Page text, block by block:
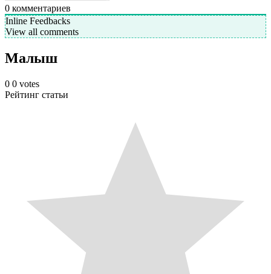
0 комментариев
Inline Feedbacks
View all comments
Малыш
0 0 votes
Рейтинг статьи